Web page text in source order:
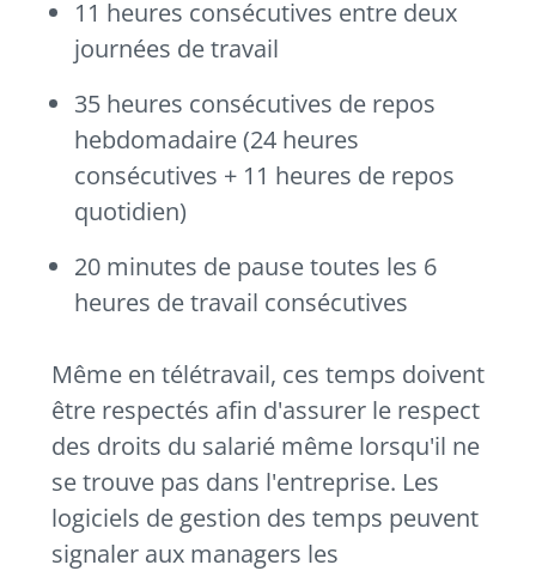
11 heures consécutives entre deux
journées de travail
35 heures consécutives de repos
hebdomadaire (24 heures
consécutives + 11 heures de repos
quotidien)
20 minutes de pause toutes les 6
heures de travail consécutives
Même en télétravail, ces temps doivent
être respectés afin d'assurer le respect
des droits du salarié même lorsqu'il ne
se trouve pas dans l'entreprise. Les
logiciels de gestion des temps peuvent
signaler aux managers les